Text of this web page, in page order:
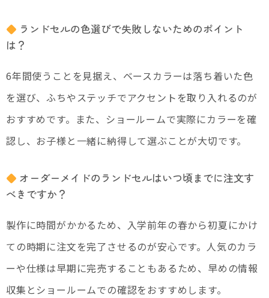
ランドセルの色選びで失敗しないためのポイント
は？
6年間使うことを見据え、ベースカラーは落ち着いた色
を選び、ふちやステッチでアクセントを取り入れるのが
おすすめです。また、ショールームで実際にカラーを確
認し、お子様と一緒に納得して選ぶことが大切です。
オーダーメイドのランドセルはいつ頃までに注文す
べきですか？
製作に時間がかかるため、入学前年の春から初夏にかけ
ての時期に注文を完了させるのが安心です。人気のカラ
ーや仕様は早期に完売することもあるため、早めの情報
収集とショールームでの確認をおすすめします。